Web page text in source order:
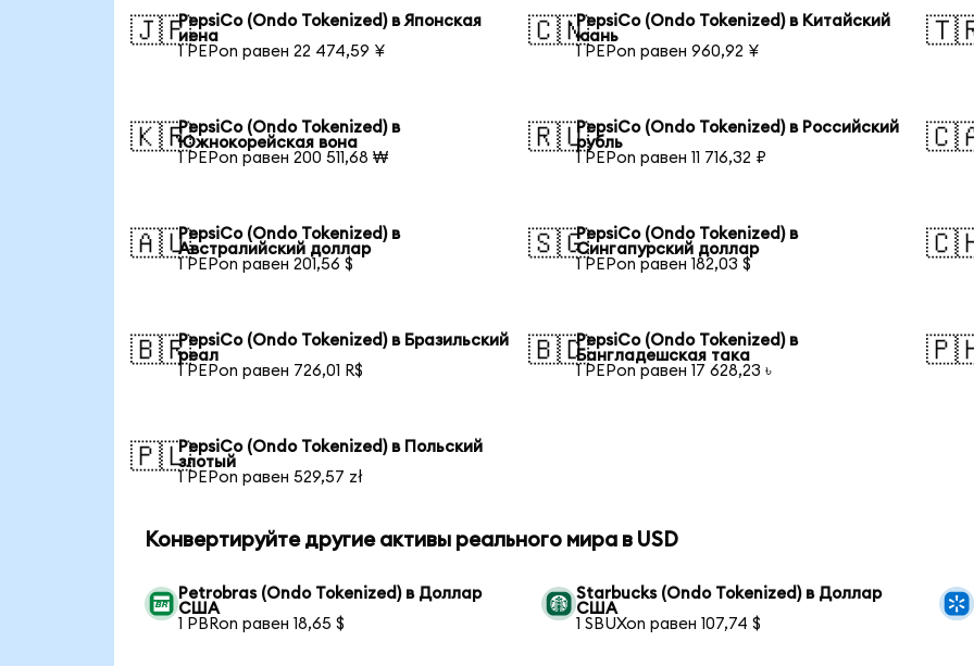
🇯🇵PepsiCo (Ondo Tokenized) в Японская
иена
1 PEPon равен 22 474,59 ¥
🇨🇳PepsiCo (Ondo Tokenized) в Китайский
юань
1 PEPon равен 960,92 ¥
🇰🇷PepsiCo (Ondo Tokenized) в
Южнокорейская вона
1 PEPon равен 200 511,68 ₩
🇷🇺PepsiCo (Ondo Tokenized) в Российский
рубль
1 PEPon равен 11 716,32 ₽
🇦🇺PepsiCo (Ondo Tokenized) в
Австралийский доллар
1 PEPon равен 201,56 $
🇸🇬PepsiCo (Ondo Tokenized) в
Сингапурский доллар
1 PEPon равен 182,03 $
🇧🇷PepsiCo (Ondo Tokenized) в Бразильский
реал
1 PEPon равен 726,01 R$
🇧🇩PepsiCo (Ondo Tokenized) в
Бангладешская така
1 PEPon равен 17 628,23 ৳
🇵🇱PepsiCo (Ondo Tokenized) в Польский
злотый
1 PEPon равен 529,57 zł
Конвертируйте другие активы реального мира в USD
Petrobras (Ondo Tokenized) в Доллар
США
1 PBRon равен 18,65 $
Starbucks (Ondo Tokenized) в Доллар
США
1 SBUXon равен 107,74 $